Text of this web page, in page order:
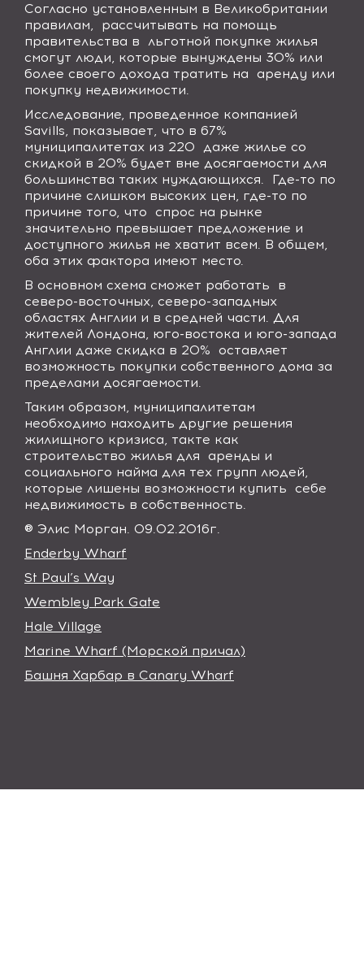
Согласно установленным в Великобритании
правилам,
рассчитывать на помощь
правительства в льготной покупке жилья
смогут люди, которые вынуждены 30% или
более своего дохода тратить на
аренду или
покупку недвижимости.
Исследование, проведенное компанией
Savills, показывает, что в 67%
муниципалитетах из 220 даже жилье со
скидкой в 20% будет вне досягаемости для
большинства таких нуждающихся.
Где-то по
причине слишком высоких цен, где-то по
причине того, что
спрос на рынке
значительно превышает предложение и
доступного жилья не хватит всем. В общем,
оба этих фактора имеют место.
В основном схема сможет работать
в
северо-восточных, северо-западных
областях Англии и в средней части. Для
жителей Лондона, юго-востока и юго-запада
Англии даже скидка в 20%
оставляет
возможность покупки собственного дома за
пределами досягаемости.
Таким образом, муниципалитетам
необходимо находить другие решения
жилищного кризиса, такте как
строительство жилья для
аренды и
социального найма для тех групп людей,
которые лишены возможности купить
себе
недвижимость в собственность.
® Элис Морган. 09.02.2016г.
Enderby Wharf
St Paul’s Way
Wembley Park Gate
Hale Village
Marine Wharf (Морской причал)
Башня Харбар в Canary Wharf